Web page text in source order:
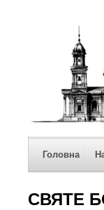
Головна
СВЯТЕ